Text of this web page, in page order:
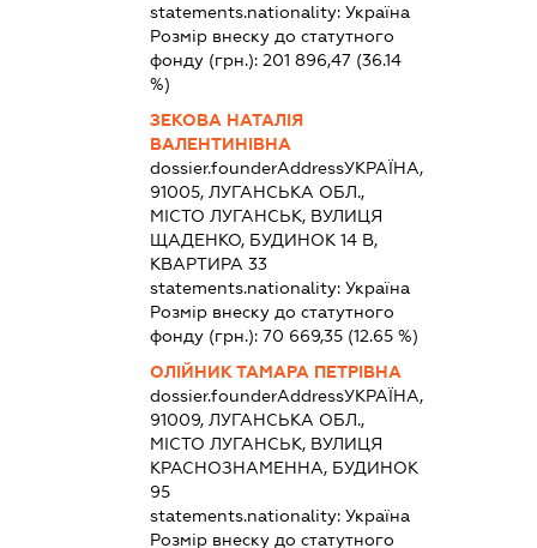
statements.nationality: Україна
Розмір внеску до статутного
фонду (грн.): 201 896,47(36.14
%)
ЗЕКОВА НАТАЛІЯ
ВАЛЕНТИНІВНА
dossier.founderAddressУКРАЇНА,
91005, ЛУГАНСЬКА ОБЛ.,
МІСТО ЛУГАНСЬК, ВУЛИЦЯ
ЩАДЕНКО, БУДИНОК 14 В,
КВАРТИРА 33
statements.nationality: Україна
Розмір внеску до статутного
фонду (грн.): 70 669,35(12.65 %)
ОЛІЙНИК ТАМАРА ПЕТРІВНА
dossier.founderAddressУКРАЇНА,
91009, ЛУГАНСЬКА ОБЛ.,
МІСТО ЛУГАНСЬК, ВУЛИЦЯ
КРАСНОЗНАМЕННА, БУДИНОК
95
statements.nationality: Україна
Розмір внеску до статутного